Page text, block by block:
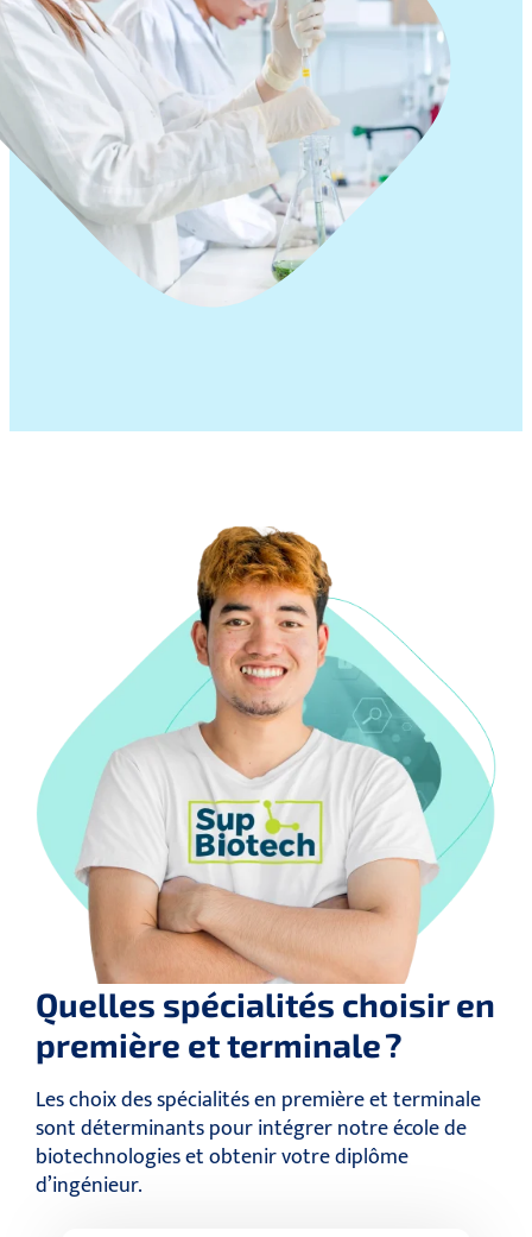
Quelles spécialités choisir en
première et terminale ?
Les choix des spécialités en première et terminale
sont déterminants pour intégrer notre école de
biotechnologies et obtenir votre diplôme
d’ingénieur.